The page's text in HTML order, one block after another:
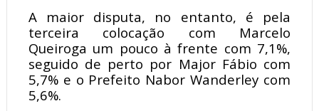
A maior disputa, no entanto, é pela
terceira colocação com Marcelo
Queiroga um pouco à frente com 7,1%,
seguido de perto por Major Fábio com
5,7% e o Prefeito Nabor Wanderley com
5,6%.